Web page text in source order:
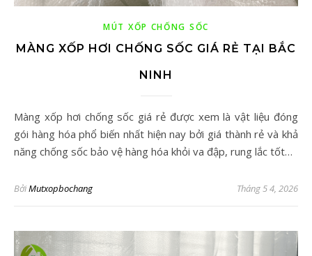
MÚT XỐP CHỐNG SỐC
MÀNG XỐP HƠI CHỐNG SỐC GIÁ RẺ TẠI BẮC
NINH
Màng xốp hơi chống sốc giá rẻ được xem là vật liệu đóng
gói hàng hóa phổ biến nhất hiện nay bởi giá thành rẻ và khả
năng chống sốc bảo vệ hàng hóa khỏi va đập, rung lắc tốt…
BởiMutxopbochang Tháng 5 4, 2026